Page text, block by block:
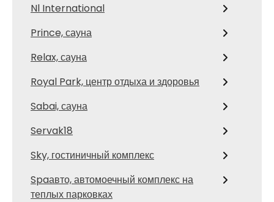
Nl International
Prince, сауна
Relax, сауна
Royal Park, центр отдыха и здоровья
Sabai, сауна
Servak18
Sky, гостиничный комплекс
Spaавто, автомоечный комплекс на
теплых парковках